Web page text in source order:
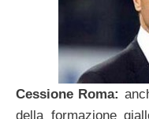
Cessione Roma:
della formazione